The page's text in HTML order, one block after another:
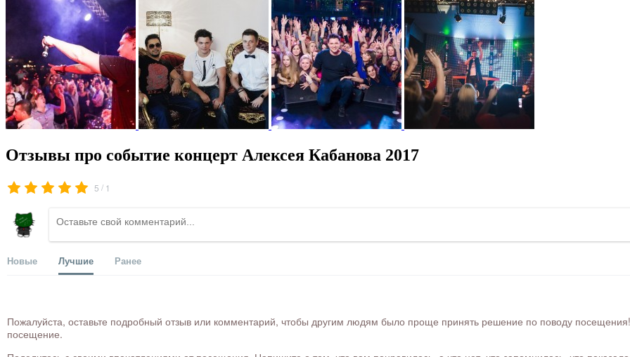
Отзывы про событие концерт Алексея Кабанова 2017
5 / 1
Новые Лучшие Ранее
Пожалуйста, оставьте подробный отзыв или комментарий, чтобы другим людям было проще принять решение по поводу посещения!
посещение.